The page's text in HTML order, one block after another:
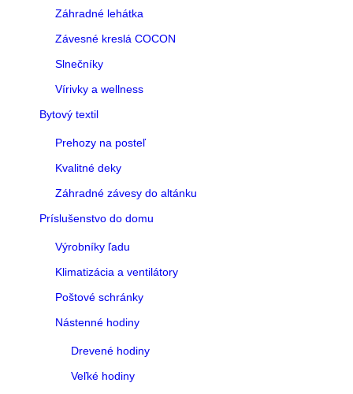
Záhradné lehátka
Závesné kreslá COCON
Slnečníky
Vírivky a wellness
Bytový textil
Prehozy na posteľ
Kvalitné deky
Záhradné závesy do altánku
Príslušenstvo do domu
Výrobníky ľadu
Klimatizácia a ventilátory
Poštové schránky
Nástenné hodiny
Drevené hodiny
Veľké hodiny